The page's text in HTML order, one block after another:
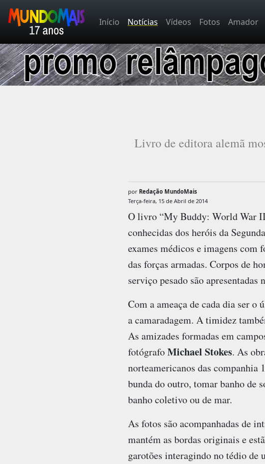
Início Notícias Vídeos Fotos Amador
Livro de editora alemã
por Redação MundoMais
Terça-feira, 15 de Abril de 2014
O livro “My Buddy: World War
conhecidas dos heróis da
exames médicos e imagens
das forças armadas. Corpos de
serviço pesado são
Com a ameaça de cada dia ser o
a camaradagem. A timidez
As amizades formadas em
fotógrafoMichael Stokes. As
norteamericanos das companhia
bunda do outro, tomar banho de
banho coletivo ou de mar.
As fotos são acompanhadas de
mantém as bordas originais e
garotões interagindo no tédio de